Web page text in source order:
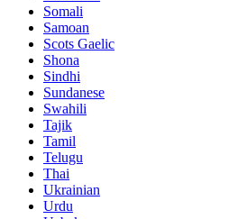
Somali
Samoan
Scots Gaelic
Shona
Sindhi
Sundanese
Swahili
Tajik
Tamil
Telugu
Thai
Ukrainian
Urdu